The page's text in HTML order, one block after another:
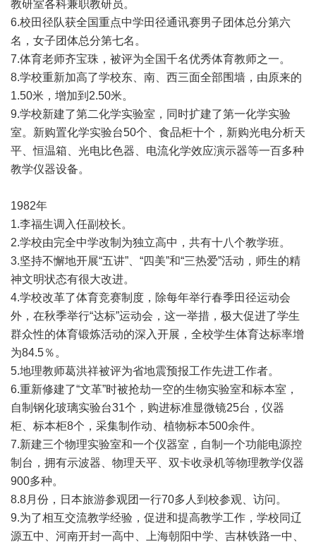
教研室各科兼职教研员。
6.校田径队获全国重点中学田径通讯赛男子团体总分第六
名，女子团体总分第七名。
7.体育老师齐宝珠，被评为全国千名优秀体育教师之一。
8.学校重新加高了学校东、南、西三面全部围墙，由原来的
1.50米，增加到2.50米。
9.学校新建了第二化学实验室，同时扩建了第一化学实验
室。新购置化学实验台50个、食品柜十个，新购光电分析天
平、恒温箱、光电比色器、电流化学效应演示器等一百多种
教学仪器设备。
1982年
1.李福生调入任副校长。
2.学校由完全中学改制为独立高中，共有十八个教学班。
3.坚持不懈地开展“五讲”、“四美”和“三热爱”活动，师生的精
神文明状态有很大改进。
4.学校改革了体育竞赛制度，除每年举行春季田径运动会
外，在秋季举行“达标”运动会，这一举措，极大促进了学生
群众性的体育锻炼活动的深入开展，全校学生体育达标率增
为84.5％。
5.地理教师葛洪祥被评为省地震预报工作先进工作者。
6.重新修建了“文革”时被抢劫一空的生物实验室和标本室，
自制钢化玻璃实验台31个，购进标准显微镜25台，仪器
柜、标本柜8个，采集制作动、植物标本500余件。
7.新建三个物理实验室和一个仪器室，自制一个功能电源控
制台，拥有示波器、物理天平、双卡收录机等物理教学仪器
900多种。
8.8月份，日本旅游参观团一行70多人到校参观、访问。
9.为了相互交流教学经验，促进和提高教学工作，学校同辽
源五中、河南开封一高中、上海朝阳中学、吉林铁路一中、